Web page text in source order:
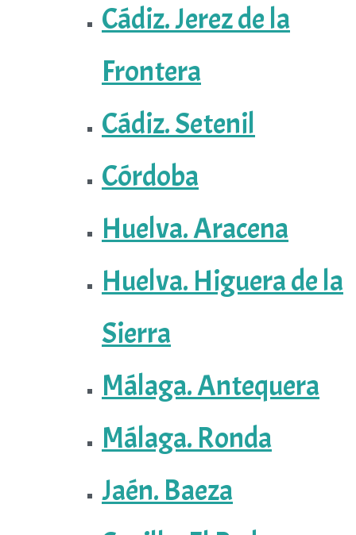
Cádiz. Jerez de la
Frontera
Cádiz. Setenil
Córdoba
Huelva. Aracena
Huelva. Higuera de la
Sierra
Málaga. Antequera
Málaga. Ronda
Jaén. Baeza